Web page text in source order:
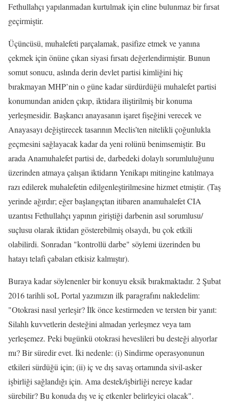
Fethullahçı yapılanmadan kurtulmak için eline bulunmaz bir fırsat
geçirmiştir.
Üçüncüsü, muhalefeti parçalamak, pasifize etmek ve yanına
çekmek için önüne çıkan siyasi fırsatı değerlendirmiştir. Bunun
somut sonucu, aslında derin devlet partisi kimliğini hiç
bırakmayan MHP’nin o güne kadar sürdürdüğü muhalefet partisi
konumundan aniden çıkıp, iktidara iliştirilmiş bir konuma
yerleşmesidir. Başkancı anayasanın işaret fişeğini verecek ve
Anayasayı değiştirecek tasarının Meclis’ten nitelikli çoğunlukla
geçmesini sağlayacak kadar da yeni rolünü benimsemiştir. Bu
arada Anamuhalefet partisi de, darbedeki dolaylı sorumluluğunu
üzerinden atmaya çalışan iktidarın Yenikapı mitingine katılmaya
razı edilerek muhalefetin edilgenleştirilmesine hizmet etmiştir. (Taş
yerinde ağırdır; eğer başlangıçtan itibaren anamuhalefet CIA
uzantısı Fethullahçı yapının giriştiği darbenin asıl sorumlusu/
suçlusu olarak iktidarı gösterebilmiş olsaydı, bu çok etkili
olabilirdi. Sonradan "kontrollü darbe" söylemi üzerinden bu
hatayı telafi çabaları etkisiz kalmıştır).
Buraya kadar söylenenler bir konuyu eksik bırakmaktadır. 2 Şubat
2016 tarihli soL Portal yazımızın ilk paragrafını nakledelim:
"Otokrasi nasıl yerleşir? İlk önce kestirmeden ve tersten bir yanıt:
Silahlı kuvvetlerin desteğini almadan yerleşmez veya tam
yerleşemez. Peki bugünkü otokrasi heveslileri bu desteği alıyorlar
mı? Bir süredir evet. İki nedenle: (i) Sindirme operasyonunun
etkileri sürdüğü için; (ii) iç ve dış savaş ortamında sivil-asker
işbirliği sağlandığı için. Ama destek/işbirliği nereye kadar
sürebilir? Bu konuda dış ve iç etkenler belirleyici olacak".